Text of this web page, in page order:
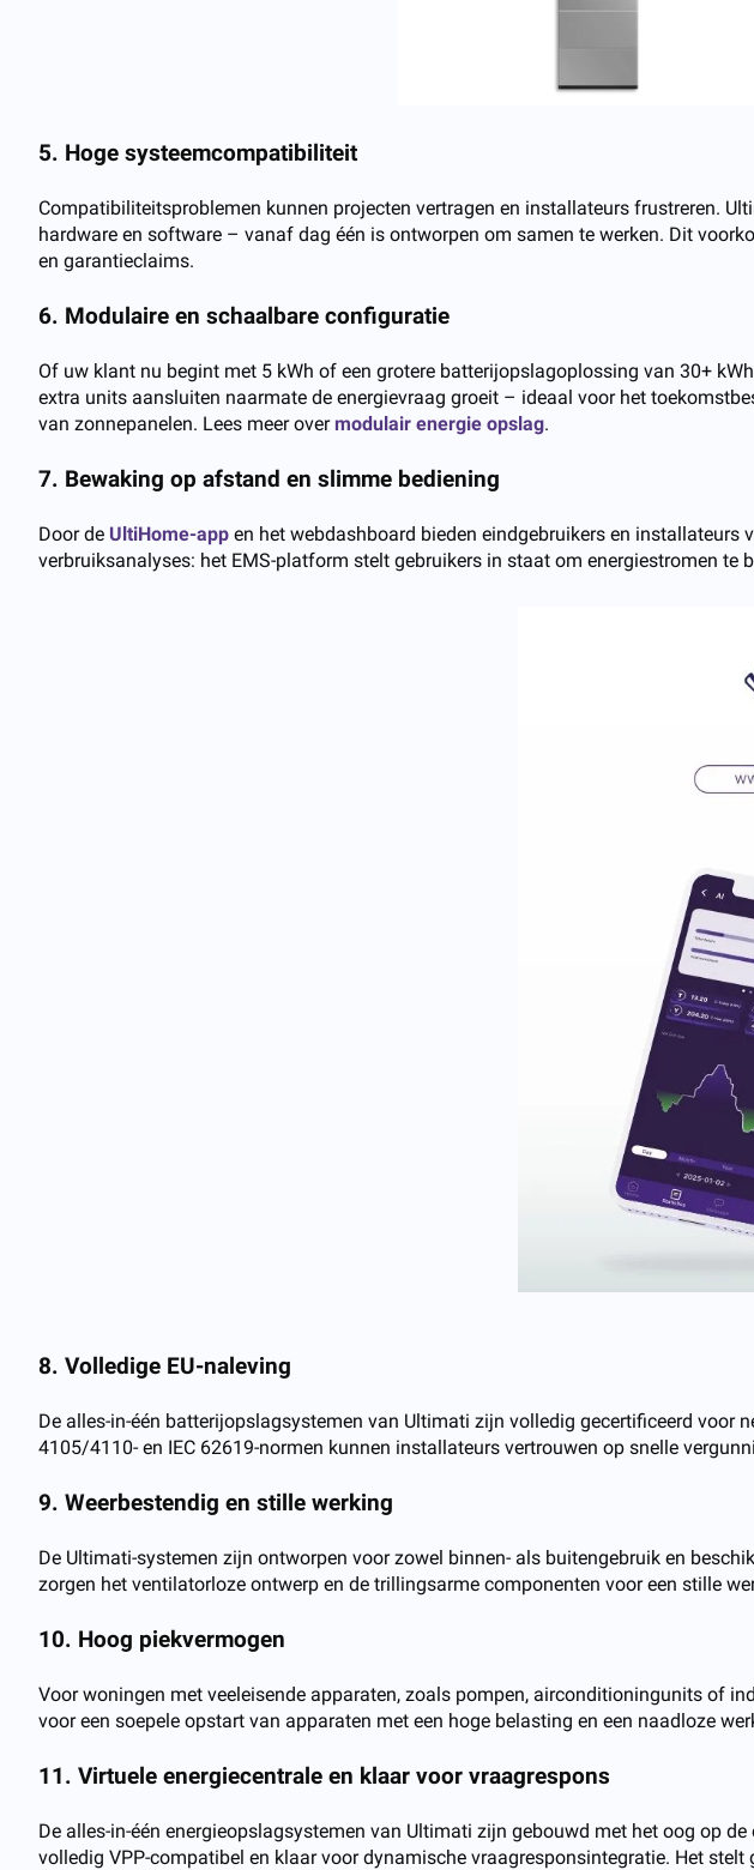
5. Hoge systeemcompatibiliteit
Compatibiliteitsproblemen kunnen projecten vertragen en installateurs frustreren.
hardware en software – vanaf dag één is ontworpen om samen te werken. Dit
en garantieclaims.
6. Modulaire en schaalbare configuratie
Of uw klant nu begint met 5 kWh of een grotere batterijopslagoplossing van 30+
extra units aansluiten naarmate de energievraag groeit – ideaal voor het
van zonnepanelen. Lees meer overmodulair energie opslag.
7. Bewaking op afstand en slimme bediening
Door de UltiHome-app en het webdashboard bieden eindgebruikers en
verbruiksanalyses: het EMS-platform stelt gebruikers in staat om energiestromen
8. Volledige EU-naleving
De alles-in-één batterijopslagsystemen van Ultimati zijn volledig gecertificeerd voor
4105/4110- en IEC 62619-normen kunnen installateurs vertrouwen op snelle
9. Weerbestendig en stille werking
De Ultimati-systemen zijn ontworpen voor zowel binnen- als buitengebruik en
zorgen het ventilatorloze ontwerp en de trillingsarme componenten voor een stille
10. Hoog piekvermogen
Voor woningen met veeleisende apparaten, zoals pompen, airconditioningunits of
voor een soepele opstart van apparaten met een hoge belasting en een naadloze
11. Virtuele energiecentrale en klaar voor vraagrespons
De alles-in-één energieopslagsystemen van Ultimati zijn gebouwd met het oog op
volledig VPP-compatibel en klaar voor dynamische vraagresponsintegratie. Het